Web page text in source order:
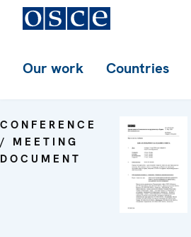
Our work Countries
CONFERENCE
/ MEETING
DOCUMENT